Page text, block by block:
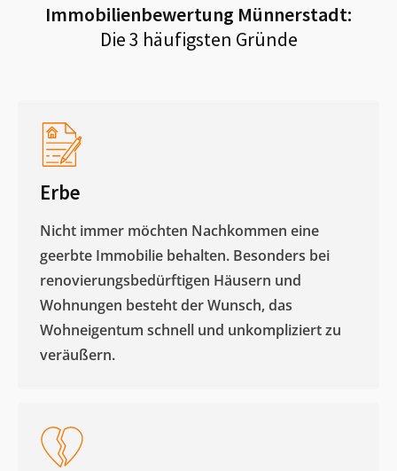
Immobilienbewertung Münnerstadt:
Die 3 häufigsten Gründe
Erbe
Nicht immer möchten Nachkommen eine
geerbte Immobilie behalten. Besonders bei
renovierungsbedürftigen Häusern und
Wohnungen besteht der Wunsch, das
Wohneigentum schnell und unkompliziert zu
veräußern. ​